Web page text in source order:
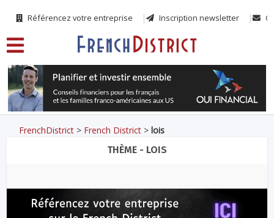
Référencez votre entreprise Inscription newsletter
FrenchDistrict > French District >lois
THÈME - LOIS